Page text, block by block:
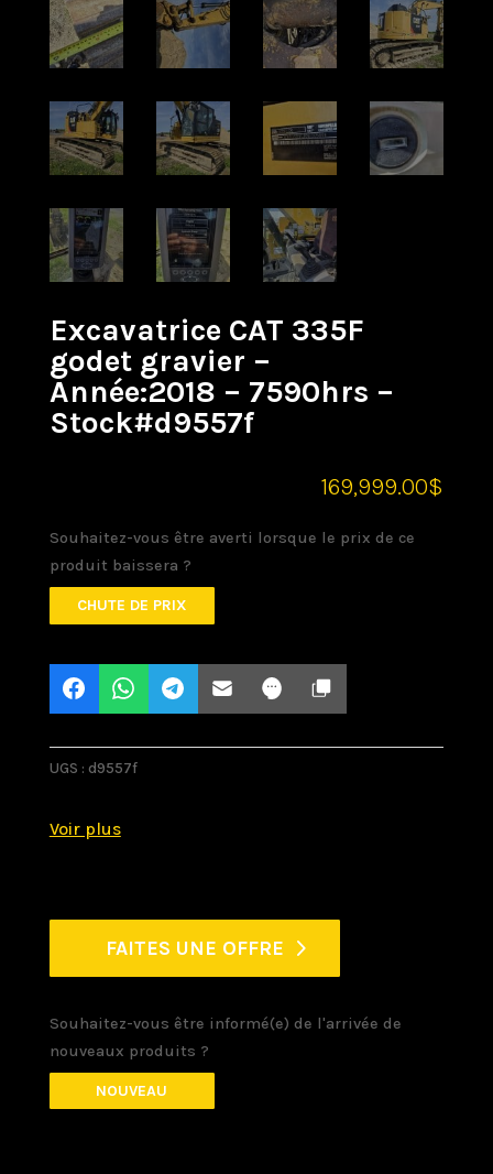
Excavatrice CAT 335F
godet gravier –
Année:2018 – 7590hrs –
Stock#d9557f
169,999.00$
Souhaitez-vous être averti lorsque le prix de ce
produit baissera ?
CHUTE DE PRIX
UGS : d9557f
FAITES UNE OFFRE
Souhaitez-vous être informé(e) de l'arrivée de
nouveaux produits ?
NOUVEAU